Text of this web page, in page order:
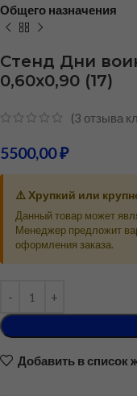
Общего назначения
Стенд Дни
0,60х0,90 (17)
(3 отзыва
5500,00₽
⚠️ Хрупкий или
Данный товар может
Менеджер предложит
оформления заказа.
Добавить в список